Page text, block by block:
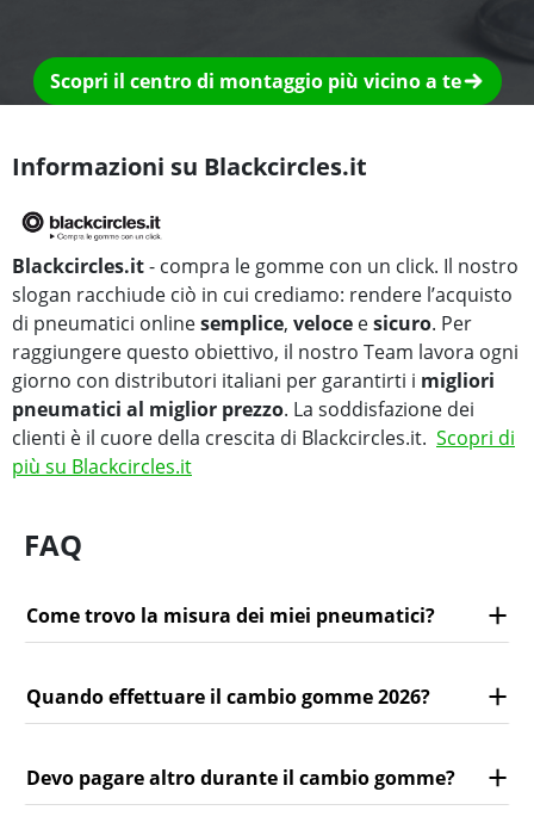
Scopri il centro di montaggio più vicino a te
Informazioni su Blackcircles.it
Blackcircles.it- compra le gomme con un click. Il nostro
slogan racchiude ciò in cui crediamo: rendere l’acquisto
di pneumatici onlinesemplice, veloce esicuro. Per
raggiungere questo obiettivo, il nostro Team lavora ogni
giorno con distributori italiani per garantirti i migliori
pneumatici al miglior prezzo. La soddisfazione dei
clienti è il cuore della crescita di Blackcircles.it. Scopri di
più su Blackcircles.it
FAQ
Come trovo la misura dei miei pneumatici?
Quando effettuare il cambio gomme 2026?
Devo pagare altro durante il cambio gomme?